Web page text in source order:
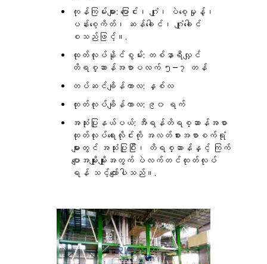
ကုန်ကြမ်းများ: ပြောင်း၊ ဂျုံ၊ ပဲစေ့မှုန့်၊
ပန်းစေ့ကိတ်၊ ဆန်ခေါင်၊ ဂျုံခေါင်
စသည်ဖြင့်။.
ထုတ်လုပ်နိုင်စွမ်း: တစ်နာရီလျှင်
တိရစ္ဆာန်အစာပလက် ၅–၇ တန်
တပ်ဆင်ချိန်ကာလ: နှစ်လ
ထုတ်လုပ်ချိန်ကာလ: ၉၀ ရက်
အသုံးပြုနယ်ပယ်: အီရန်တိရစ္ဆာန်အစာ
ထုတ်လုပ်ရေးလိုင်းကို အလတ်စားအစာစက်ရုံ
များတွင် အသုံးပြုပြီး၊ တိရစ္ဆာန်နှင့် ကြက်
ပျောအမျိုးမျိုးအတွက် ပဲလက်တင်ထုတ်လုပ်
ရန် သင့်လျော်ပါသည်။.